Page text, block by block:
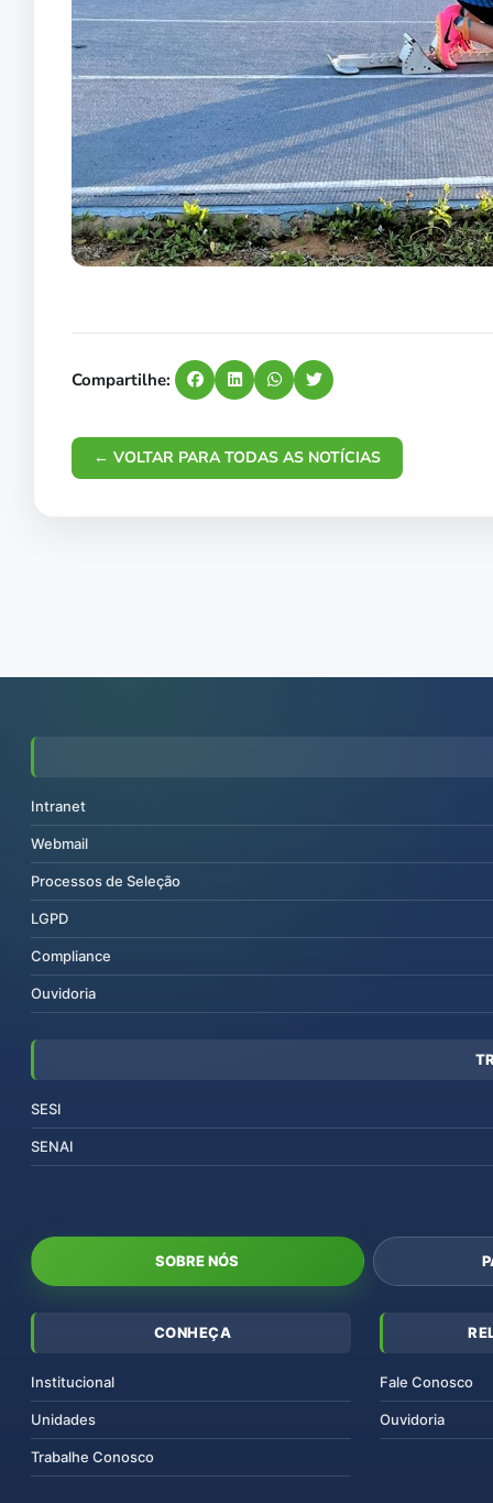
Compartilhe:
← VOLTAR PARA TODAS AS NOTÍCIAS
Intranet
Webmail
Processos de Seleção
LGPD
Compliance
Ouvidoria
SESI
SENAI
SOBRE NÓS
CONHEÇA
Institucional
Unidades
Trabalhe Conosco
Fale Conosco
Ouvidoria